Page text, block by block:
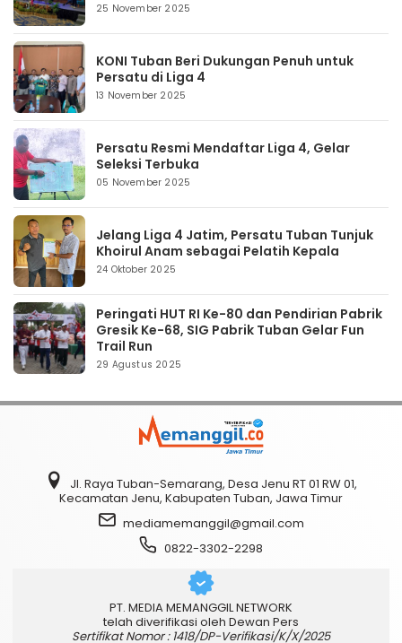
25 November 2025
KONI Tuban Beri Dukungan Penuh untuk
Persatu di Liga 4
13 November 2025
Persatu Resmi Mendaftar Liga 4, Gelar
Seleksi Terbuka
05 November 2025
Jelang Liga 4 Jatim, Persatu Tuban Tunjuk
Khoirul Anam sebagai Pelatih Kepala
24 Oktober 2025
Peringati HUT RI Ke-80 dan Pendirian Pabrik
Gresik Ke-68, SIG Pabrik Tuban Gelar Fun
Trail Run
29 Agustus 2025
Jl. Raya Tuban-Semarang, Desa Jenu RT 01 RW 01,
Kecamatan Jenu, Kabupaten Tuban, Jawa Timur
mediamemanggil@gmail.com
0822-3302-2298
PT. MEDIA MEMANGGIL NETWORK
telah diverifikasi oleh Dewan Pers
Sertifikat Nomor : 1418/DP-Verifikasi/K/X/2025